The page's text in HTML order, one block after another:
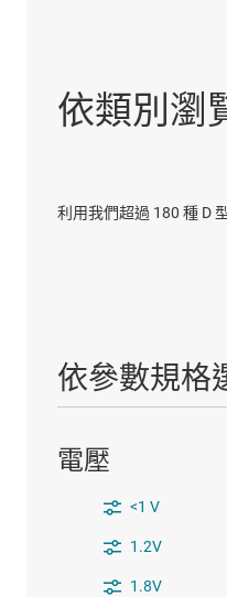
依類別瀏
利用我們超過 180 種 D
依參數規格
電壓
<1 V
1.2V
1.8V